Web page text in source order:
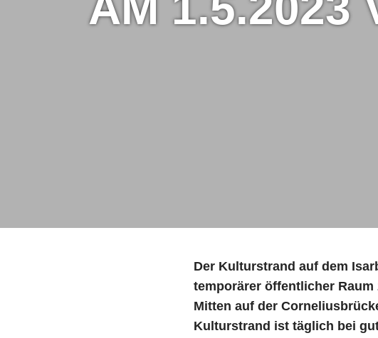
Der Kulturstrand auf dem
temporärer öffentlicher
Mitten auf der
Kulturstrand ist täglich bei